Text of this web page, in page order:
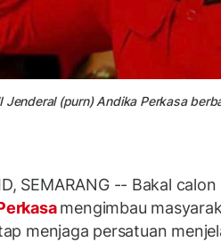
Jenderal (purn) Andika Perkasa
SEMARANG -- Bakal
mengimbau
menjaga persatuan